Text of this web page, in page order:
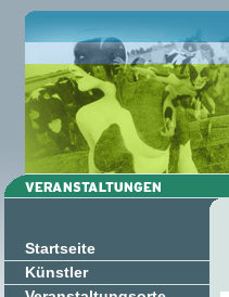
Startseite
Künstler